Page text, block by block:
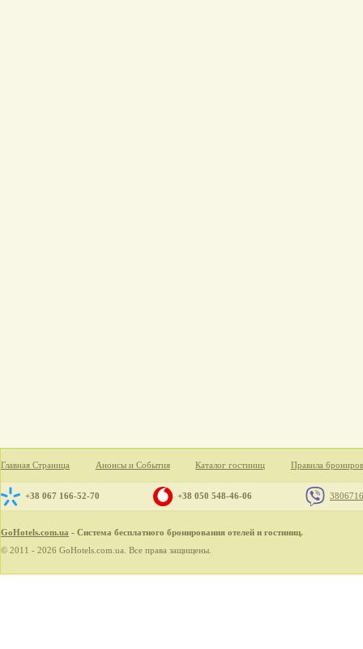
Главная Страница Анонсы и События Каталог гостиниц Правила
+38 067 166-52-70 +38 050 548-46-06
GoHotels.com.ua - Система бесплатного бронирования отелей и гостиниц.
© 2011 - 2026 GoHotels.com.ua. Все права защищены.